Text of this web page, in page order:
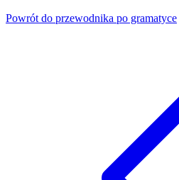
Powrót do przewodnika po gramatyce